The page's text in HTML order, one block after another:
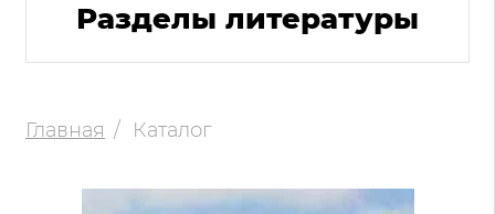
Разделы литературы
Главная Каталог